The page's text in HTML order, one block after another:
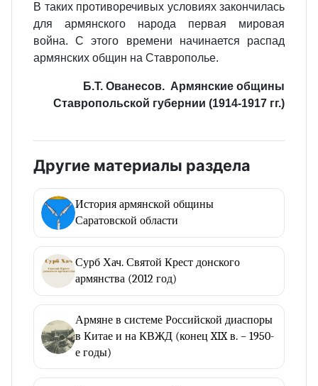
В таких противоречивых условиях закончилась
для армян­ского народа первая мировая
война. С этого времени начинается распад
армянских общин на Ставрополье.
Б.Т. Ованесов. Армянские общины
Ставропольской губернии (1914-1917 гг.)
Другие материалы раздела
История армянской общины
Саратовской области
Сурб Хач. Святой Крест донского
армянства (2012 год)
Армяне в системе Российской диаспоры
в Китае и на КВЖД (конец XIX в. – 1950-
е годы)